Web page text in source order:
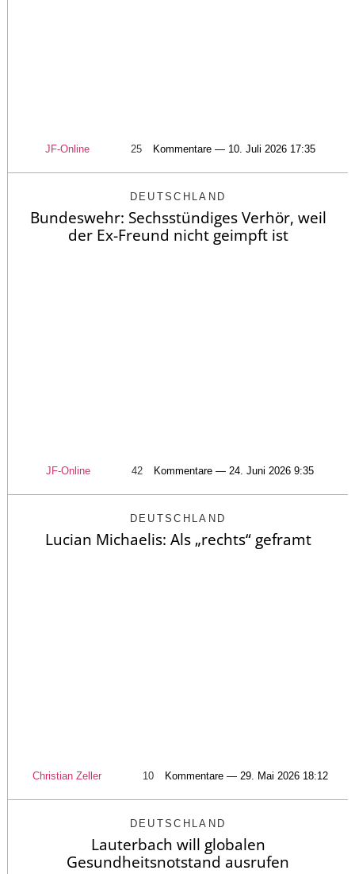
JF-Online 25 Kommentare — 10. Juli 2026 17:35
DEUTSCHLAND
Bundeswehr: Sechsstündiges Verhör, weil
der Ex-Freund nicht geimpft ist
JF-Online 42 Kommentare — 24. Juni 2026 9:35
DEUTSCHLAND
Lucian Michaelis: Als „rechts“ geframt
Christian Zeller 10 Kommentare — 29. Mai 2026 18:12
DEUTSCHLAND
Lauterbach will globalen
Gesundheitsnotstand ausrufen